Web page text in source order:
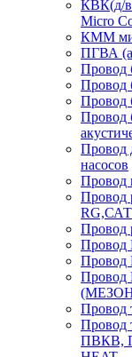
КВК(д/
Micro
КММ
ПГВА
Провод
Провод
Провод
Провод
насосов
Провод
Провод
RG,САТ
Провод
Провод
Провод
Провод
ПВКВ,